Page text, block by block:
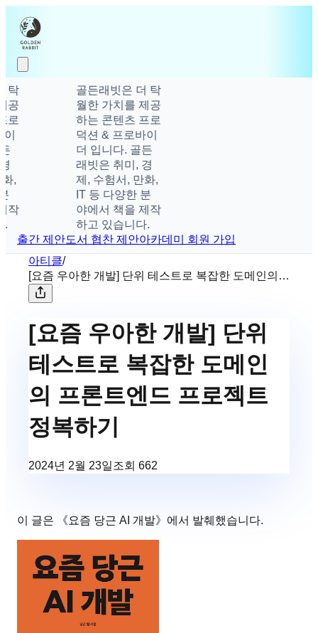
,
골든래빗은 더 탁
월한 가치를 제공
하는 콘텐츠 프로
덕션 & 프로바이
더 입니다. 골든
래빗은 취미, 경
제, 수험서, 만화,
IT 등 다양한 분
야에서 책을 제작
하고 있습니다.
출간 제안도서 협찬 제안아카데미 회원 가입
아티클/
[요즘 우아한 개발] 단위 테스트로 복잡한 도메인의
프론트엔드 프로젝트 정복하기
[요즘 우아한 개발] 단위
테스트로 복잡한 도메인
의 프론트엔드 프로젝트
정복하기
2024년 2월 23일조회 662
이 글은 《요즘 당근 AI 개발》에서 발췌했습니다.